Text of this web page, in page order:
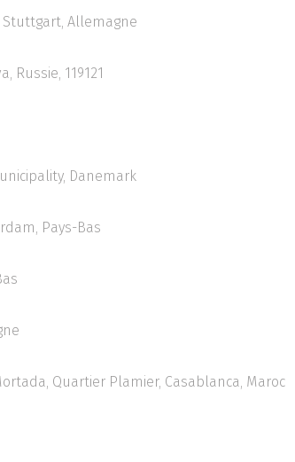
Stuttgart, Allemagne
Russie, 119121
Danemark
Pays-Bas
Quartier Plamier, Casablanca, Maroc